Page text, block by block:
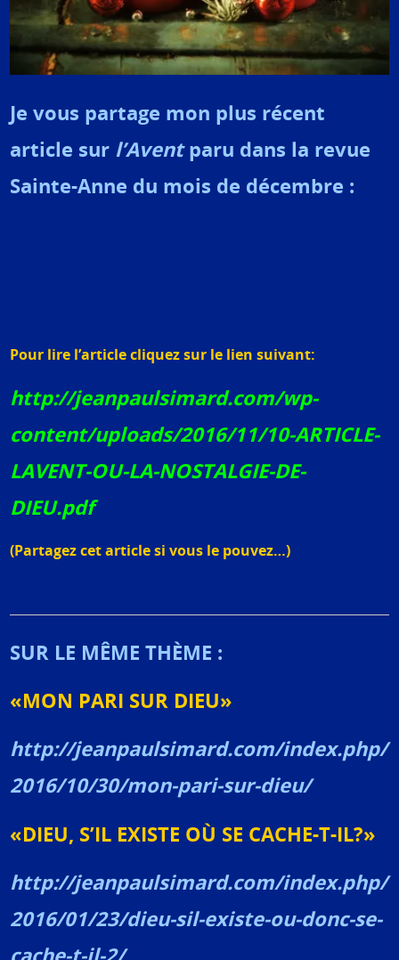
Je vous partage mon plus récent
article sur l’Aventparu dans la revue
Sainte-Anne du mois de décembre :
Pour lire l’article cliquez sur le lien suivant:
http://jeanpaulsimard.com/wp-
content/uploads/2016/11/10-ARTICLE-
LAVENT-OU-LA-NOSTALGIE-DE-
DIEU.pdf
(Partagez cet article si vous le pouvez…)
SUR LE MÊME THÈME :
«MON PARI SUR DIEU»
http://jeanpaulsimard.com/index.php/
2016/10/30/mon-pari-sur-dieu/
«DIEU, S’IL EXISTE OÙ SE CACHE-T-IL?»
http://jeanpaulsimard.com/index.php/
2016/01/23/dieu-sil-existe-ou-donc-se-